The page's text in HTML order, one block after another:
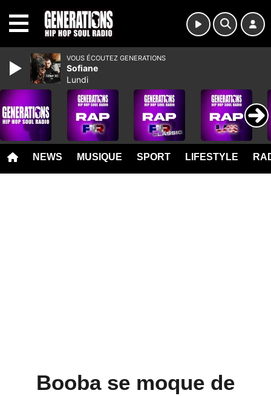
NEWS MUSIQUE SPORT LIFESTYLE
Booba se moque de
VOUS ÉCOUTEZ GENERATIONS
Sofiane
Lundi